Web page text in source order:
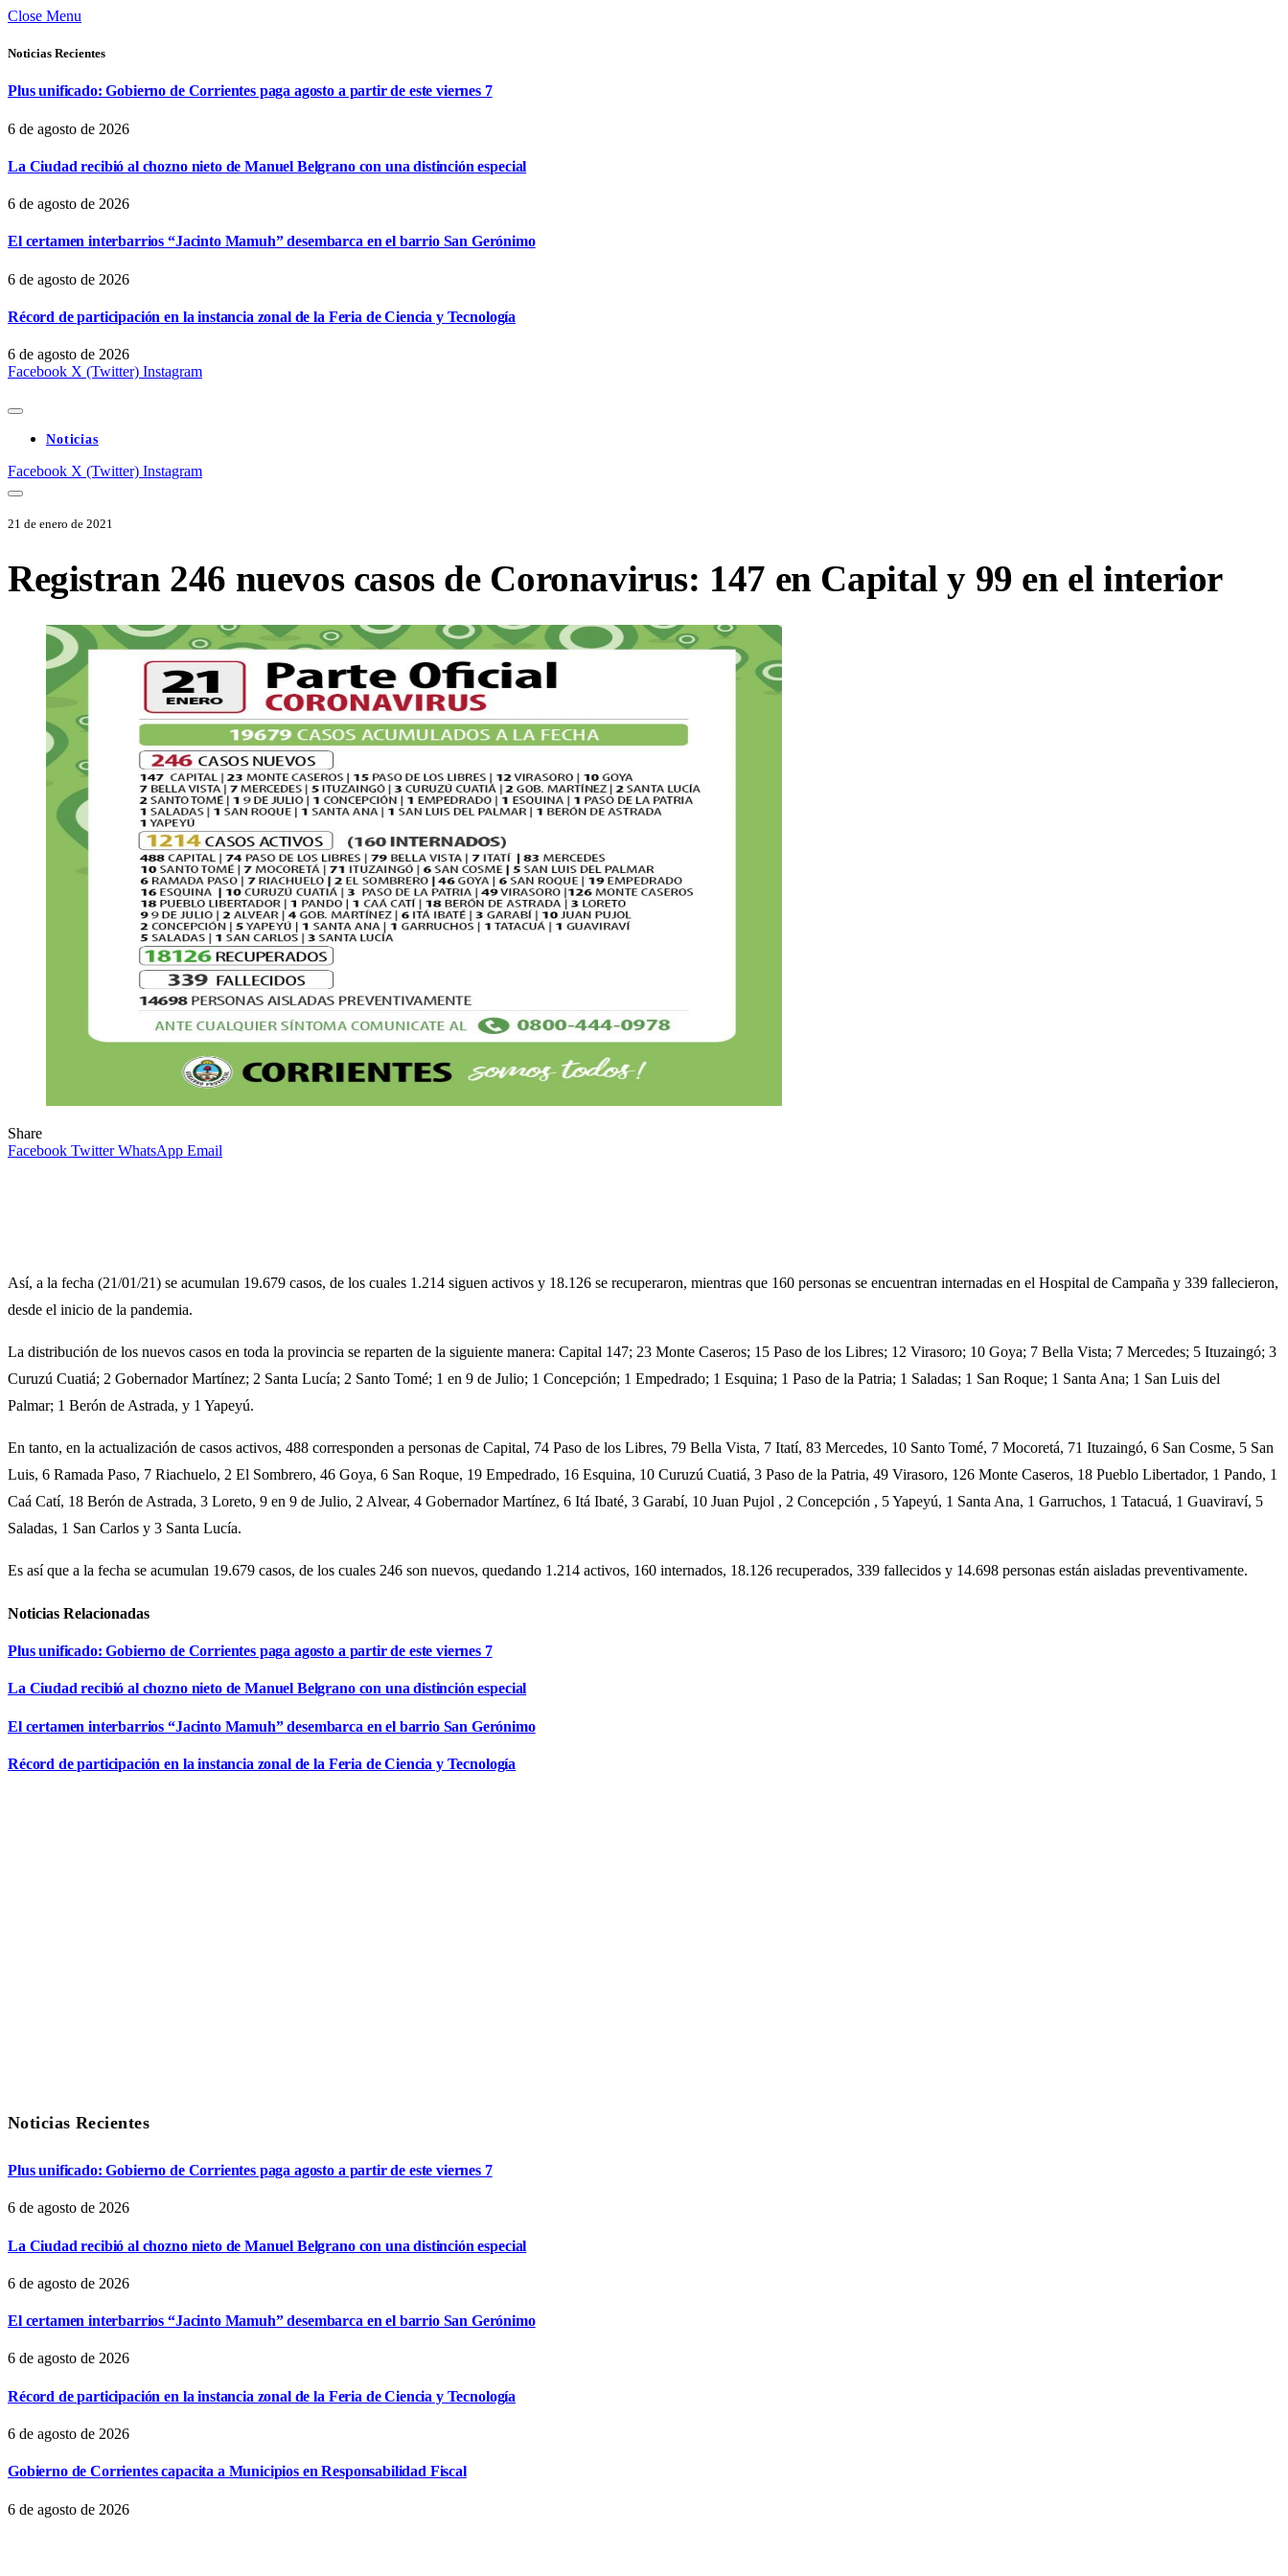
Close Menu
Noticias Recientes
Plus unificado: Gobierno de Corrientes paga agosto a partir de este viernes 7
6 de agosto de 2026
La Ciudad recibió al chozno nieto de Manuel Belgrano con una distinción especial
6 de agosto de 2026
El certamen interbarrios “Jacinto Mamuh” desembarca en el barrio San Gerónimo
6 de agosto de 2026
Récord de participación en la instancia zonal de la Feria de Ciencia y Tecnología
6 de agosto de 2026
Facebook X (Twitter) Instagram
Noticias
Facebook X (Twitter) Instagram
21 de enero de 2021
Registran 246 nuevos casos de Coronavirus: 147 en Capital y 99 en el interior
Share
Facebook Twitter WhatsApp Email
Así, a la fecha (21/01/21) se acumulan 19.679 casos, de los cuales 1.214 siguen activos y 18.126 se recuperaron, mientras que 160 personas se encuentran internadas en el Hospital de Campaña y 339 fallecieron,
desde el inicio de la pandemia.
La distribución de los nuevos casos en toda la provincia se reparten de la siguiente manera: Capital 147; 23 Monte Caseros; 15 Paso de los Libres; 12 Virasoro; 10 Goya; 7 Bella Vista; 7 Mercedes; 5 Ituzaingó; 3
Curuzú Cuatiá; 2 Gobernador Martínez; 2 Santa Lucía; 2 Santo Tomé; 1 en 9 de Julio; 1 Concepción; 1 Empedrado; 1 Esquina; 1 Paso de la Patria; 1 Saladas; 1 San Roque; 1 Santa Ana; 1 San Luis del
Palmar; 1 Berón de Astrada, y 1 Yapeyú.
En tanto, en la actualización de casos activos, 488 corresponden a personas de Capital, 74 Paso de los Libres, 79 Bella Vista, 7 Itatí, 83 Mercedes, 10 Santo Tomé, 7 Mocoretá, 71 Ituzaingó, 6 San Cosme, 5 San
Luis, 6 Ramada Paso, 7 Riachuelo, 2 El Sombrero, 46 Goya, 6 San Roque, 19 Empedrado, 16 Esquina, 10 Curuzú Cuatiá, 3 Paso de la Patria, 49 Virasoro, 126 Monte Caseros, 18 Pueblo Libertador, 1 Pando, 1
Caá Catí, 18 Berón de Astrada, 3 Loreto, 9 en 9 de Julio, 2 Alvear, 4 Gobernador Martínez, 6 Itá Ibaté, 3 Garabí, 10 Juan Pujol , 2 Concepción , 5 Yapeyú, 1 Santa Ana, 1 Garruchos, 1 Tatacuá, 1 Guaviraví, 5
Saladas, 1 San Carlos y 3 Santa Lucía.
Es así que a la fecha se acumulan 19.679 casos, de los cuales 246 son nuevos, quedando 1.214 activos, 160 internados, 18.126 recuperados, 339 fallecidos y 14.698 personas están aisladas preventivamente.
Noticias Relacionadas
Plus unificado: Gobierno de Corrientes paga agosto a partir de este viernes 7
La Ciudad recibió al chozno nieto de Manuel Belgrano con una distinción especial
El certamen interbarrios “Jacinto Mamuh” desembarca en el barrio San Gerónimo
Récord de participación en la instancia zonal de la Feria de Ciencia y Tecnología
Noticias Recientes
Plus unificado: Gobierno de Corrientes paga agosto a partir de este viernes 7
6 de agosto de 2026
La Ciudad recibió al chozno nieto de Manuel Belgrano con una distinción especial
6 de agosto de 2026
El certamen interbarrios “Jacinto Mamuh” desembarca en el barrio San Gerónimo
6 de agosto de 2026
Récord de participación en la instancia zonal de la Feria de Ciencia y Tecnología
6 de agosto de 2026
Gobierno de Corrientes capacita a Municipios en Responsabilidad Fiscal
6 de agosto de 2026